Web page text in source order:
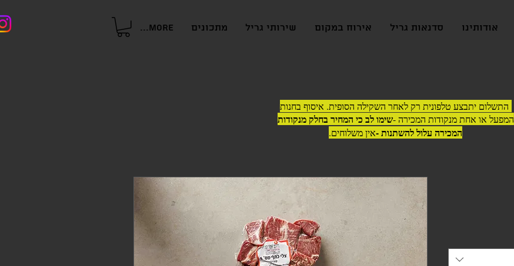
אודותינו סדנאות גריל אירוח במקום שירותי גריל מתכונים More...
התשלום יתבצע טלפונית רק לאחר השקילה הסופית. איסוף בחנות
המפעל או אחת מנקודות המכירה -שימו לב כי המחיר בחלק מנקודות
המכירה עלול להשתנות -אין משלוחים.